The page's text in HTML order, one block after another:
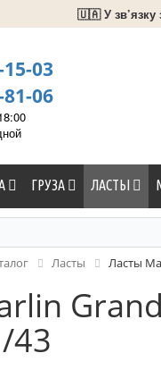
🇺🇦 У зв’язку
03
06
ГРУЗА ЛАСТЫ
Ласты Ласты
43